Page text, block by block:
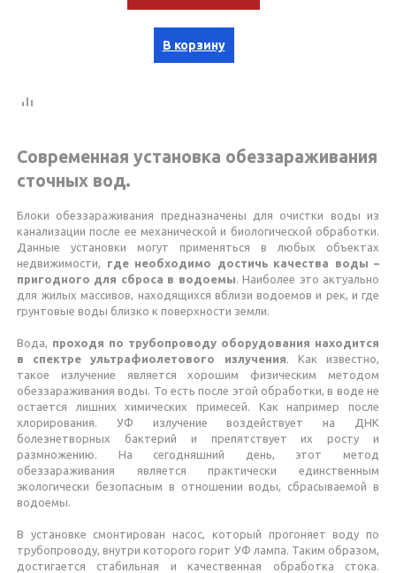
В корзину
Современная установка обеззараживания
сточных вод.
Блоки обеззараживания предназначены для очистки воды из
канализации после ее механической и биологической обработки.
Данные установки могут применяться в любых объектах
недвижимости,
где необходимо достичь качества воды –
пригодного для сброса в водоемы. Наиболее это актуально
для жилых массивов, находящихся вблизи водоемов и рек, и где
грунтовые воды близко к поверхности земли.
Вода, проходя по трубопроводу оборудования находится
в спектре ультрафиолетового излучения. Как известно,
такое излучение является хорошим физическим методом
обеззараживания воды. То есть после этой обработки, в воде не
остается лишних химических примесей. Как например после
хлорирования. УФ излучение воздействует на ДНК
болезнетворных бактерий и препятствует их росту и
размножению. На сегодняшний день, этот метод
обеззараживания является практически единственным
экологически безопасным в отношении воды, сбрасываемой в
водоемы.
В установке смонтирован насос, который прогоняет воду по
трубопроводу, внутри которого горит УФ лампа. Таким образом,
достигается стабильная и качественная обработка стока.